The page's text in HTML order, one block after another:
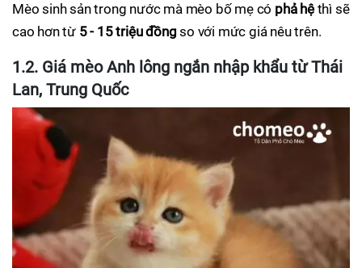
Mèo sinh sản trong nước mà mèo bố mẹ có phả hệthì sẽ
cao hơn từ 5 - 15 triệu đồng so với mức giá nêu trên.
1.2. Giá mèo Anh lông ngắn nhập khẩu từ Thái
Lan, Trung Quốc